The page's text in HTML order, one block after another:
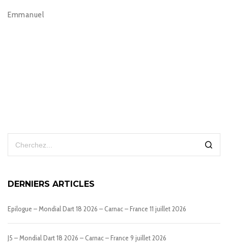
Emmanuel
DERNIERS ARTICLES
Epilogue – Mondial Dart 18 2026 – Carnac – France 11 juillet 2026
J5 – Mondial Dart 18 2026 – Carnac – France 9 juillet 2026